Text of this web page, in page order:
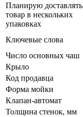
Планирую доставлять
товар в нескольких
упаковках
Ключевые слова
Число основных чаш
Крыло
Код продавца
Форма мойки
Клапан-автомат
Толщина стенок, мм